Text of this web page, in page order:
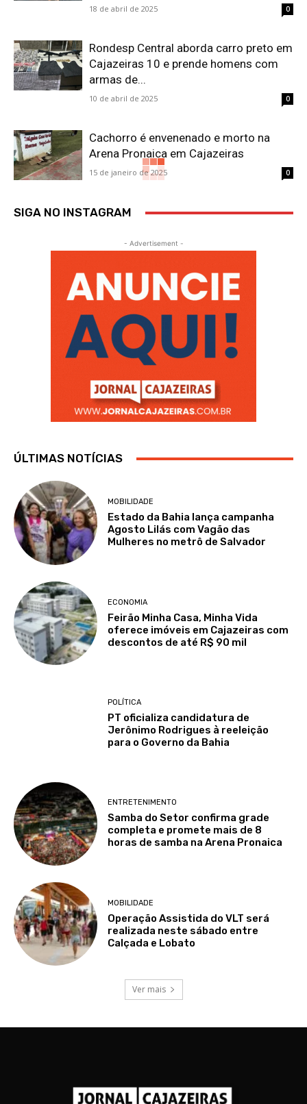
18 de abril de 2025 0
Rondesp Central aborda carro preto em
Cajazeiras 10 e prende homens com
armas de...
10 de abril de 2025 0
Cachorro é envenenado e morto na
Arena Pronaica em Cajazeiras
15 de janeiro de 2025 0
SIGA NO INSTAGRAM
- Advertisement -
ÚLTIMAS NOTÍCIAS
MOBILIDADE
Estado da Bahia lança campanha
Agosto Lilás com Vagão das
Mulheres no metrô de Salvador
ECONOMIA
Feirão Minha Casa, Minha Vida
oferece imóveis em Cajazeiras com
descontos de até R$ 90 mil
POLÍTICA
PT oficializa candidatura de
Jerônimo Rodrigues à reeleição
para o Governo da Bahia
ENTRETENIMENTO
Samba do Setor confirma grade
completa e promete mais de 8
horas de samba na Arena Pronaica
MOBILIDADE
Operação Assistida do VLT será
realizada neste sábado entre
Calçada e Lobato
Ver mais